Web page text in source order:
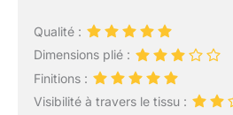
Qualité :
Dimensions plié :
Finitions :
Visibilité à travers le tissu :